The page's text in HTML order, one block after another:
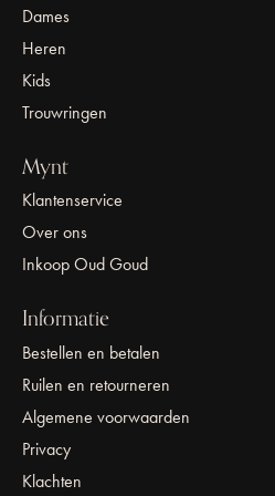
Dames
Heren
Kids
Trouwringen
Mynt
Klantenservice
Over ons
Inkoop Oud Goud
Informatie
Bestellen en betalen
Ruilen en retourneren
Algemene voorwaarden
Privacy
Klachten